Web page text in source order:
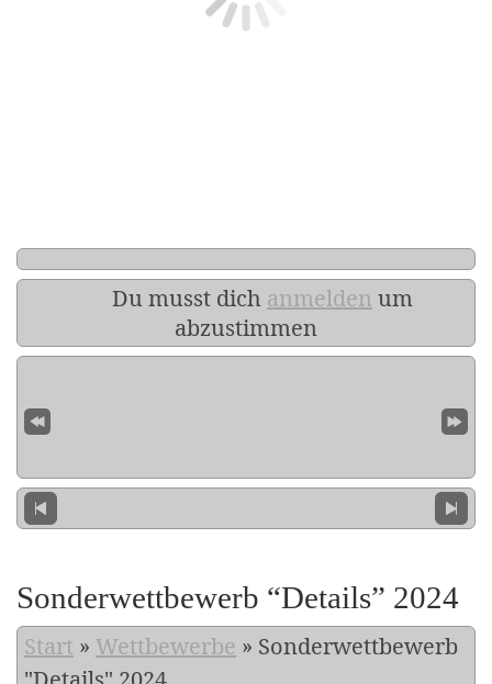
Du musst dich anmelden um
abzustimmen
Sonderwettbewerb “Details” 2024
Start » Wettbewerbe » Sonderwettbewerb